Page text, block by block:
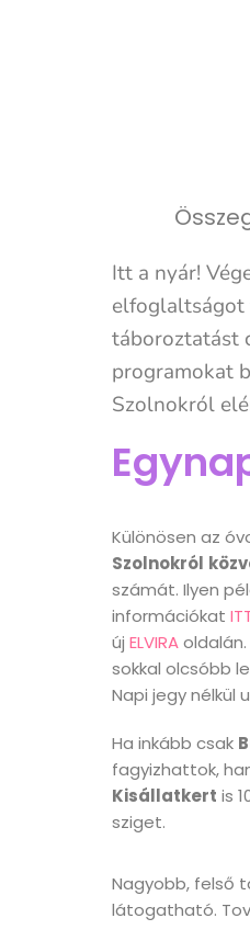
Itt a nyár!
elfoglaltságot
táboroztatást
programokat
Szolnokról
Különösen az
Szolnokról
számát. Ilyen
információkat
új ELVIRA
sokkal olcsóbb
Napi jegy nélkül
Ha inkább csak
fagyizhattok,
Kisállatkert is
sziget.
Nagyobb, felső
látogatható.